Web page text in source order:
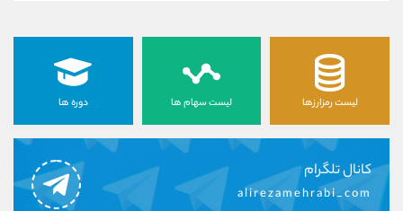
لیست رمزارزها لیست سهام ها دوره ها
کانال تلگرام
alirezamehrabi_com